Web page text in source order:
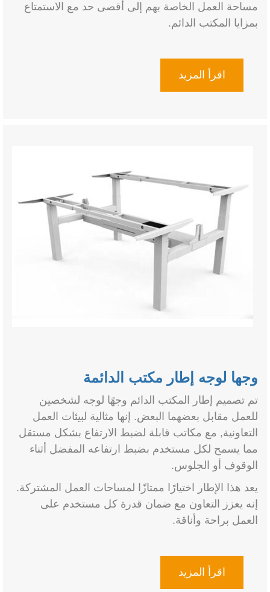
مساحة العمل الخاصة بهم إلى أقصى حد مع الاستمتاع
بمزايا المكتب الدائم.
اقرأ المزيد
وجها لوجه إطار مكتب الدائمة
تم تصميم إطار المكتب الدائم وجهًا لوجه لشخصين
للعمل مقابل بعضهما البعض. إنها مثالية لبيئات العمل
التعاونية, مع مكاتب قابلة لضبط الارتفاع بشكل مستقل
مما يسمح لكل مستخدم بضبط ارتفاعه المفضل أثناء
الوقوف أو الجلوس.
يعد هذا الإطار اختيارًا ممتازًا لمساحات العمل المشتركة.
إنه يعزز التعاون مع ضمان قدرة كل مستخدم على
العمل براحة وأناقة.
اقرأ المزيد